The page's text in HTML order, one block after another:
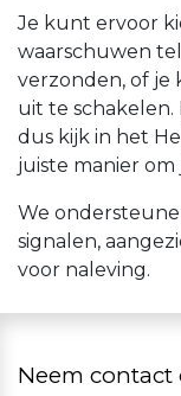
Je kunt ervoor
waarschuwen
verzonden, of je
uit te schakelen.
dus kijk in het
juiste manier om
We
signalen,
voor naleving.
Neem contact